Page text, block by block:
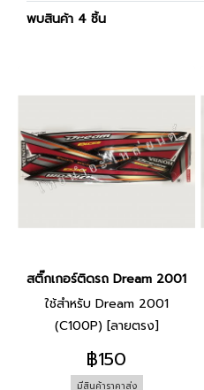
พบสินค้า 4 ชิ้น
สติ๊กเกอร์ติดรถ Dream 2001
ใช้สำหรับ Dream 2001
(C100P) [ลายตรง]
฿150
มีสินค้าราคาส่ง